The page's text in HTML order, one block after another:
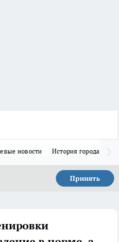
новости История города Н
Принять